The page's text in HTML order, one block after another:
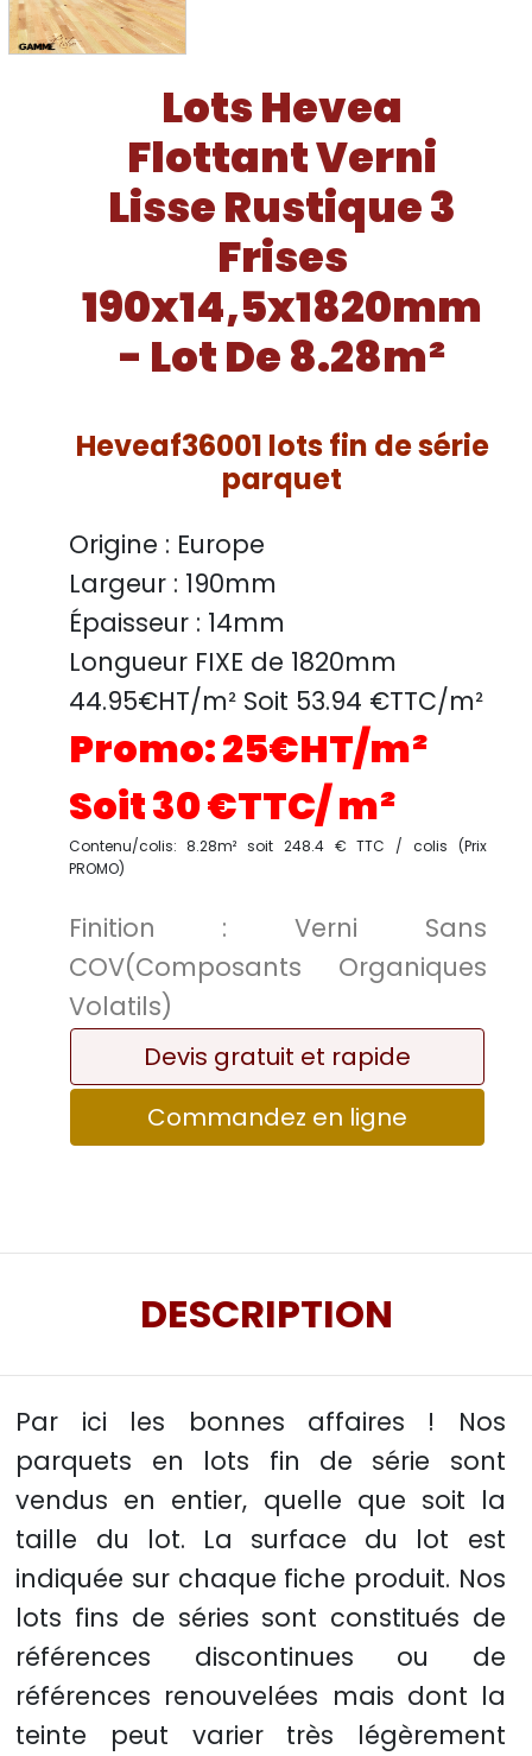
Lots Hevea
Flottant Verni
Lisse Rustique 3
Frises
190x14,5x1820mm
- Lot De 8.28m²
Heveaf36001 lots fin de série
parquet
Origine : Europe
Largeur : 190mm
Épaisseur : 14mm
Longueur FIXE de 1820mm
44.95€HT/m² Soit 53.94 €TTC/m²
Promo:25€HT/m²
Soit30€TTC/m²
Contenu/colis: 8.28m² soit 248.4 € TTC / colis (Prix
PROMO)
Finition : Verni Sans
COV(Composants Organiques
Volatils)
Devis gratuit et rapide
Commandez en ligne
DESCRIPTION
Par ici les bonnes affaires ! Nos
parquets en lots fin de série sont
vendus en entier, quelle que soit la
taille du lot. La surface du lot est
indiquée sur chaque fiche produit. Nos
lots fins de séries sont constitués de
références discontinues ou de
références renouvelées mais dont la
teinte peut varier très légèrement